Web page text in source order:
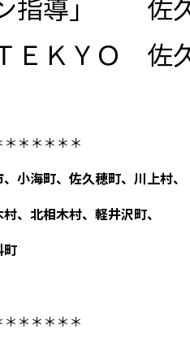
指導」 佐
ＴＥＫＹＯ 佐
＊＊＊＊＊
小海町、佐久穂町、川上村、
、北相木村、軽井沢町、
町
＊＊＊＊＊